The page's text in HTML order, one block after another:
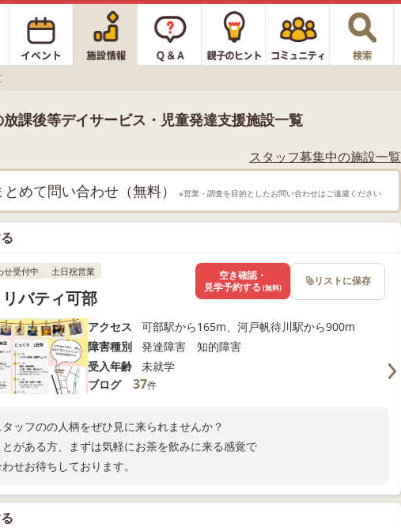
課後等デイサービス・児童発達支援施設一覧
スタッフ募集中の施設一覧
めて問い合わせ（無料） ※営業・調査を目的としたお問い合わせはご遠慮ください
せ受付中 土日祝営業
バティ可部
アクセス
可部駅から165m、河戸帆待川駅から900m
障害種別
発達障害 知的障害
受入年齢
未就学
ブログ
37件
ッフのの人柄をぜひ見に来られませんか？
がある方、まずは気軽にお茶を飲みに来る感覚で
せお待ちしております。
空き確認・
見学予約する (無料) リストに保存